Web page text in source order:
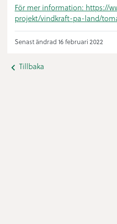
För mer information: https://
projekt/vindkraft-pa-land/
Senast ändrad 16 februari 2022
Tillbaka